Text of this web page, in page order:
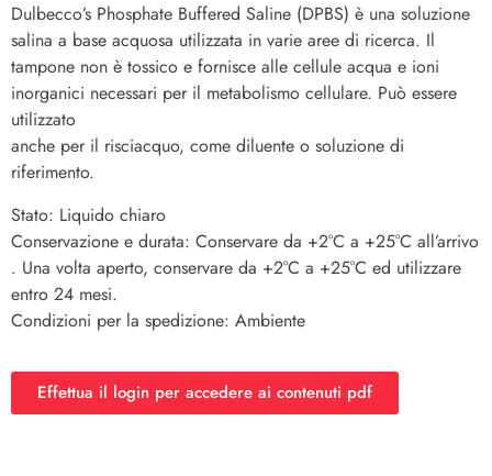
Dulbecco’s Phosphate Buffered Saline (DPBS) è una soluzione
salina a base acquosa utilizzata in varie aree di ricerca. Il
tampone non è tossico e fornisce alle cellule acqua e ioni
inorganici necessari per il metabolismo cellulare. Può essere
utilizzato
anche per il risciacquo, come diluente o soluzione di
riferimento.
Stato: Liquido chiaro
Conservazione e durata: Conservare da +2°C a +25°C all’arrivo
. Una volta aperto, conservare da +2°C a +25°C ed utilizzare
entro 24 mesi.
Condizioni per la spedizione: Ambiente
Effettua il login per accedere ai contenuti pdf